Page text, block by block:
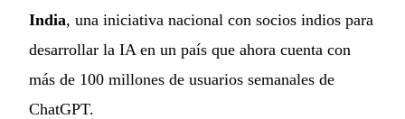
India, una iniciativa nacional con socios indios para
desarrollar la IA en un país que ahora cuenta con
más de 100 millones de usuarios semanales de
ChatGPT.